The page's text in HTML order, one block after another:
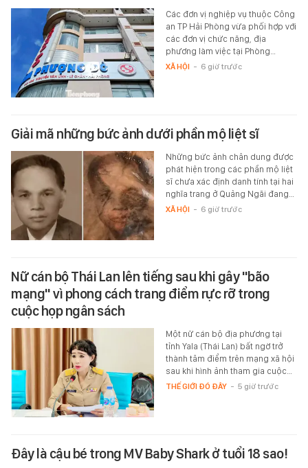
Các đơn vị nghiệp vụ thuộc Công
an TP Hải Phòng vừa phối hợp với
các đơn vị chức năng, địa
phương làm việc tại Phòng…
XÃ HỘI - 6 giờ trước
Giải mã những bức ảnh dưới phần mộ liệt sĩ
Những bức ảnh chân dung được
phát hiện trong các phần mộ liệt
sĩ chưa xác định danh tính tại hai
nghĩa trang ở Quảng Ngãi đang…
XÃ HỘI - 6 giờ trước
Nữ cán bộ Thái Lan lên tiếng sau khi gây "bão
mạng" vì phong cách trang điểm rực rỡ trong
cuộc họp ngân sách
Một nữ cán bộ địa phương tại
tỉnh Yala (Thái Lan) bất ngờ trở
thành tâm điểm trên mạng xã hội
sau khi hình ảnh tham gia cuộc…
THẾ GIỚI ĐÓ ĐÂY - 5 giờ trước
Đây là cậu bé trong MV Baby Shark ở tuổi 18 sao!